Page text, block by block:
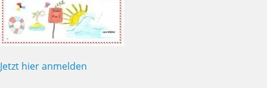
Jetzt hier anmelden